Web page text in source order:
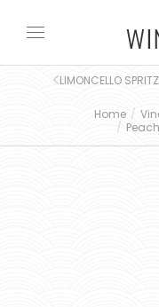
You are here:Home
LIMONCELLO